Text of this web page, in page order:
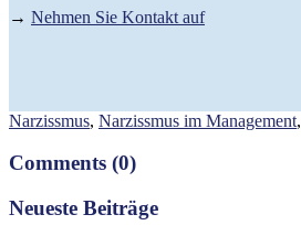
→ Nehmen Sie Kontakt auf
Narzissmus, Narzissmus im Management,
Comments (0)
Neueste Beiträge